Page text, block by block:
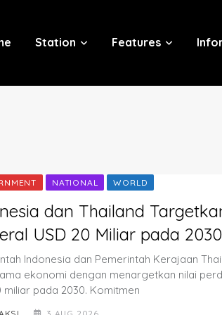
Station Features
NATIONAL WORLD
dan Thailand
USD 20 Miliar pada 2030
Indonesia dan Pemerintah Kerajaan
ekonomi dengan menargetkan nilai
miliar pada 2030. Komitmen